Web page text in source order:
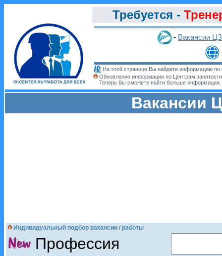
Требуется -
- Вакансии
На этой странице Вы найдете информацию по
Обновление информации по Центрам
Теперь Вы сможете найти больше информации.
Вакансии
Индивидуальный подбор вакансии / работы
Профессия